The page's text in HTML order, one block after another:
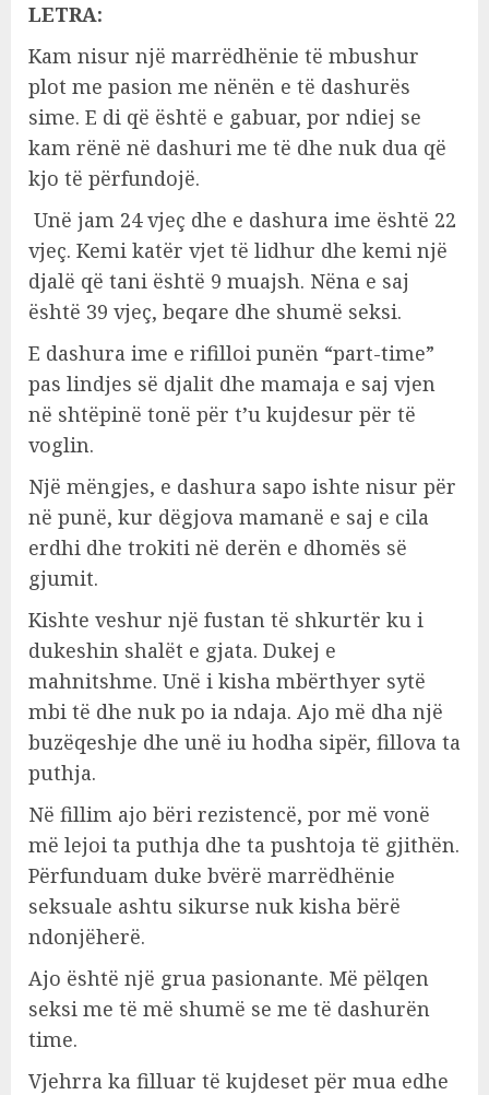
LETRA:
Kam nisur një marrëdhënie të mbushur
plot me pasion me nënën e të dashurës
sime. E di që është e gabuar, por ndiej se
kam rënë në dashuri me të dhe nuk dua që
kjo të përfundojë.
Unë jam 24 vjeç dhe e dashura ime është 22
vjeç. Kemi katër vjet të lidhur dhe kemi një
djalë që tani është 9 muajsh. Nëna e saj
është 39 vjeç, beqare dhe shumë seksi.
E dashura ime e rifilloi punën “part-time”
pas lindjes së djalit dhe mamaja e saj vjen
në shtëpinë tonë për t’u kujdesur për të
voglin.
Një mëngjes, e dashura sapo ishte nisur për
në punë, kur dëgjova mamanë e saj e cila
erdhi dhe trokiti në derën e dhomës së
gjumit.
Kishte veshur një fustan të shkurtër ku i
dukeshin shalët e gjata. Dukej e
mahnitshme. Unë i kisha mbërthyer sytë
mbi të dhe nuk po ia ndaja. Ajo më dha një
buzëqeshje dhe unë iu hodha sipër, fillova ta
puthja.
Në fillim ajo bëri rezistencë, por më vonë
më lejoi ta puthja dhe ta pushtoja të gjithën.
Përfunduam duke bvërë marrëdhënie
seksuale ashtu sikurse nuk kisha bërë
ndonjëherë.
Ajo është një grua pasionante. Më pëlqen
seksi me të më shumë se me të dashurën
time.
Vjehrra ka filluar të kujdeset për mua edhe